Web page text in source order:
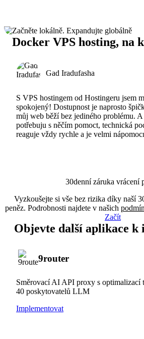
Docker VPS hosting, na
Gad Iradufasha
S VPS hostingem od Hostingeru jsem
spokojený! Dostupnost je naprosto
můj web běží bez jediného problému.
potřebuju s něčím pomoct, technická
reaguje vždy rychle a je velmi
30denní záruka vrácení
Vyzkoušejte si vše bez rizika díky naší
peněz. Podrobnosti najdete v našich
Začít
Objevte další aplikace k
9router
Směrovací AI API proxy s optimalizací
40 poskytovatelů LLM
Implementovat